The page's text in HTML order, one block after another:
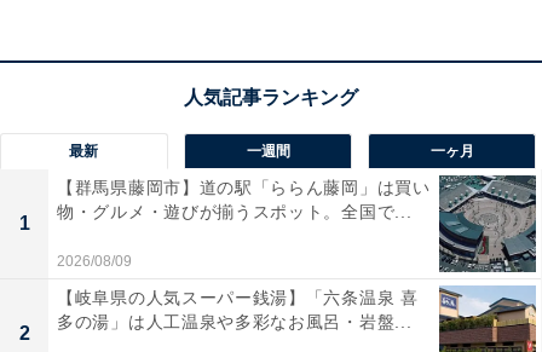
ほとんどのタイプの客室にバルコニーが。都会らしい眺めを楽しめます
客室での衝撃は、ほとんどの部屋にバルコニーがついて
いること。リゾートやベイエリアのホテルにはよくあり
ますが、麻布台ヒルズの中という都市型ホテルとしては
珍しいスタイルです。ダイナミックな東京タワーの姿が
最新 一週間 一ヶ月
1
【群馬県藤岡市】道の駅「ららん藤岡」は買い
物・グルメ・遊びが揃うスポット。全国で...
2026/08/09
2
【岐阜県の人気スーパー銭湯】「六条温泉 喜
多の湯」は人工温泉や多彩なお風呂・岩盤...